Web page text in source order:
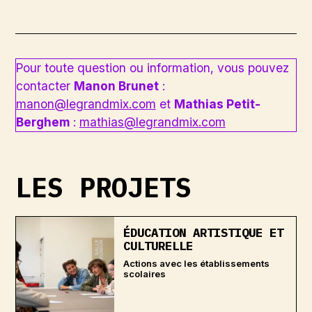
Pour toute question ou information, vous pouvez
contacter Manon Brunet:
manon@legrandmix.com et Mathias Petit-
Berghem: mathias@legrandmix.com
LES PROJETS
ÉDUCATION ARTISTIQUE ET
CULTURELLE
Actions avec les établissements
scolaires